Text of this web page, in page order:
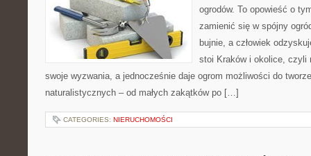
ogrodów. To opowieść o
zamienić się w spójny
bujnie, a człowiek
stoi Kraków i okolice, czyli
swoje wyzwania, a jednocześnie daje ogrom możliwości do
naturalistycznych – od małych zakątków po […]
CATEGORIES: NIERUCHOMOŚCI